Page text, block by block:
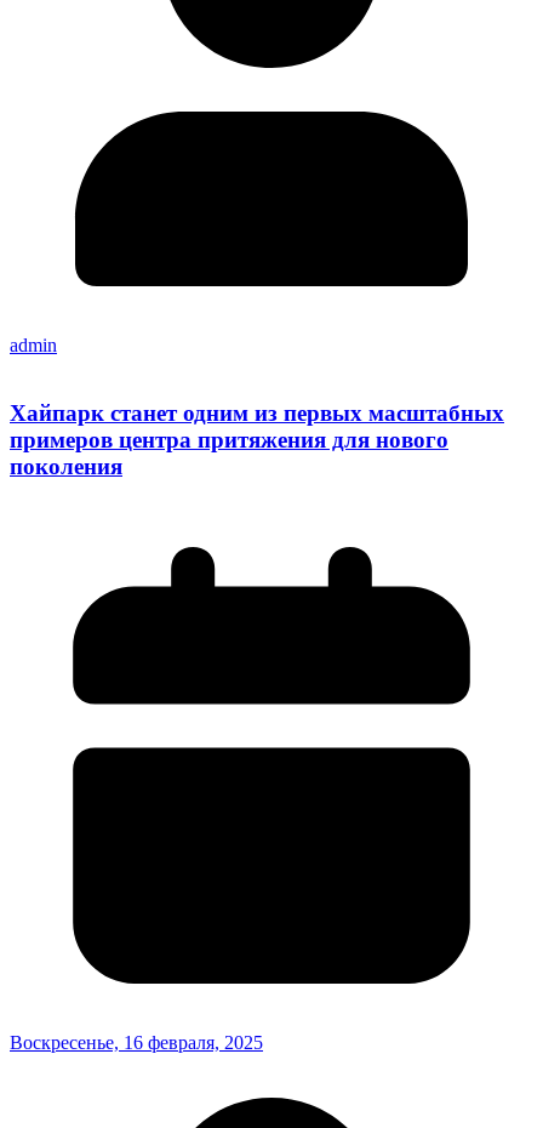
admin
Хайпарк станет одним из первых масштабных
примеров центра притяжения для нового
поколения
Воскресенье, 16 февраля, 2025